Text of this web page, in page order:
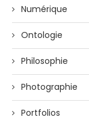
Numérique
Ontologie
Philosophie
Photographie
Portfolios